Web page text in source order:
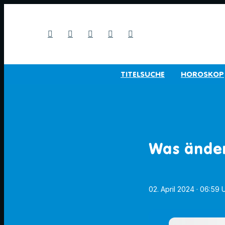
TITELSUCHE HOROSKOP
Was
02. April 2024 · 06:59